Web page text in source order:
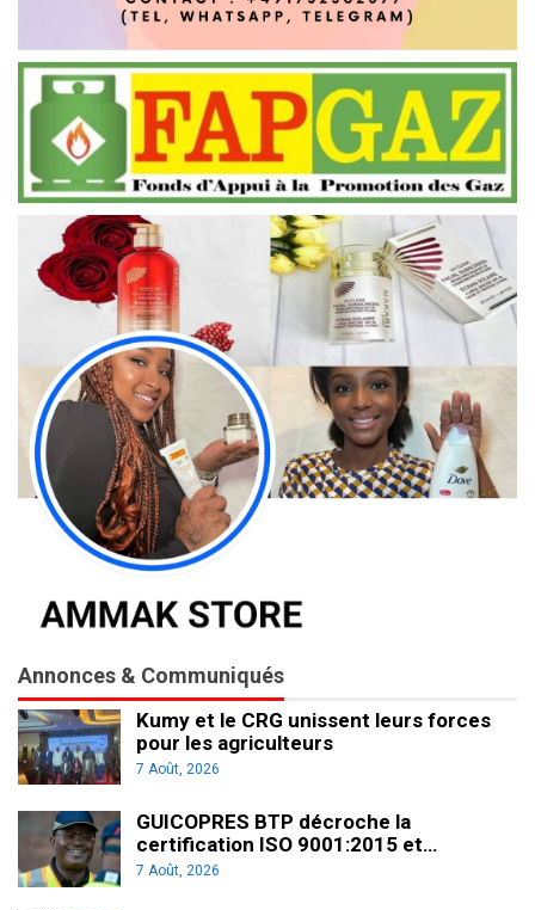
Annonces & Communiqués
Kumy et le CRG unissent leurs forces
pour les agriculteurs
7 Août, 2026
GUICOPRES BTP décroche la
certification ISO 9001:2015 et…
7 Août, 2026